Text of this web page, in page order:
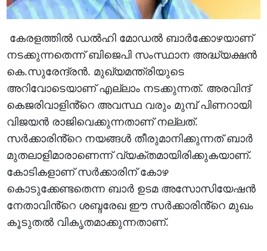
കേരളത്തിൽ ഡൽഹി മോഡൽ ബാർക്കോഴയാണ്
നടക്കുന്നതെന്ന് ബിജെപി സംസ്ഥാന അദ്ധ്യക്ഷൻ
കെ.സുരേന്ദ്രൻ. മുഖ്യമന്ത്രിയുടെ
അറിവോടെയാണ് എല്ലാം നടക്കുന്നത്. അരവിന്ദ്
കെജരിവാളിൻ്റെ അവസ്ഥ വരും മുമ്പ് പിണറായി
വിജയൻ രാജിവെക്കുന്നതാണ് നല്ലത്.
സർക്കാരിൻ്റെ നയങ്ങൾ തീരുമാനിക്കുന്നത് ബാർ
മുതലാളിമാരാണെന്ന് വ്യക്തമായിരിക്കുകയാണ്.
കോടികളാണ് സർക്കാരിന് കോഴ
കൊടുക്കേണ്ടതെന്ന ബാർ ഉടമ അസോസിയേഷൻ
നേതാവിൻ്റെ ശബ്ദരേഖ ഈ സർക്കാരിൻ്റെ മുഖം
കൂടുതൽ വികൃതമാക്കുന്നതാണ്.